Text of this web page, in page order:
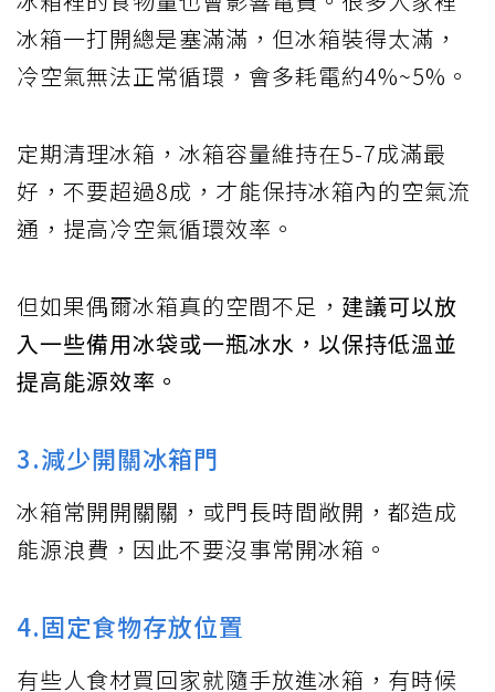
冰箱一打開總是塞滿滿，但冰箱裝得太滿，
冷空氣無法正常循環，會多耗電約4%~5%。
定期清理冰箱，冰箱容量維持在5-7成滿最
好，不要超過8成，才能保持冰箱內的空氣流
通，提高冷空氣循環效率。
但如果偶爾冰箱真的空間不足， 建議可以放
入一些備用冰袋或一瓶冰水，以保持低溫並
提高能源效率。
3.減少開關冰箱門
冰箱常開開關關，或門長時間敞開，都造成
能源浪費，因此不要沒事常開冰箱。
4.固定食物存放位置
有些人食材買回家就隨手放進冰箱，有時候